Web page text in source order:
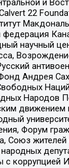
и
22
федерация
научный
Андрея
Народов
движением
Форум
Союз жителей
коррупцией